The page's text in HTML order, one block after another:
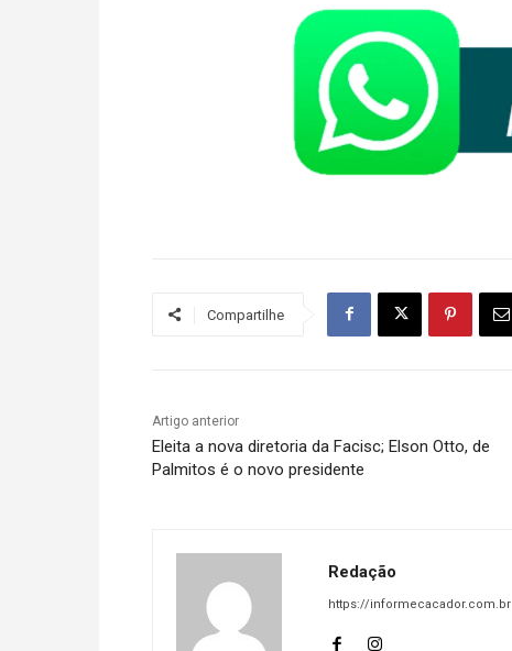
Compartilhe
Artigo anterior
Eleita a nova diretoria da Facisc; Elson Otto, de
Palmitos é o novo presidente
Redação
https://informecacador.com.br